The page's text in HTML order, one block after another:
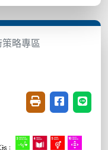
略專區
友善列印(開新視
分享至臉書
分享